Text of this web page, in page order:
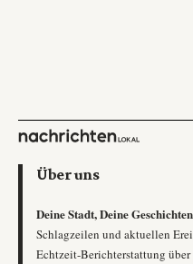
Über uns
Deine Stadt, Deine
Schlagzeilen und aktuellen
Echtzeit-Berichterstattung